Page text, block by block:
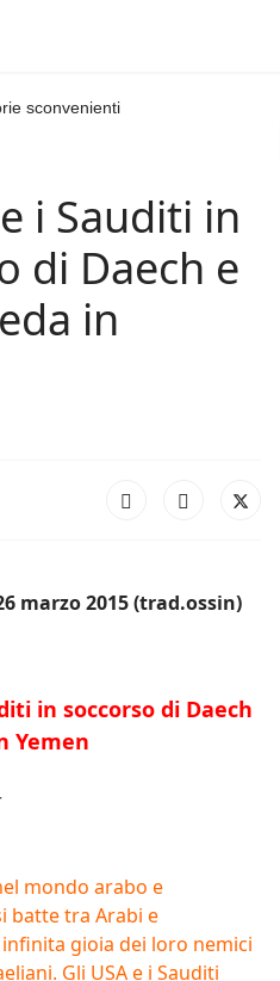
sconvenienti
i Sauditi in
di Daech e
in
marzo 2015 (trad.ossin)
in soccorso di Daech
Yemen
mondo arabo e
batte tra Arabi e
gioia dei loro nemici
Gli USA e i Sauditi